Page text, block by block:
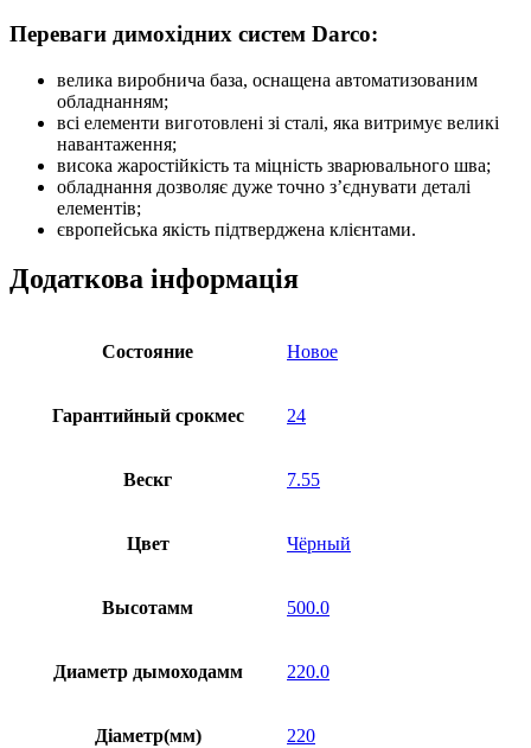
Переваги димохідних систем Darco:
велика виробнича база, оснащена автоматизованим
обладнанням;
всі елементи виготовлені зі сталі, яка витримує великі
навантаження;
висока жаростійкість та міцність зварювального шва;
обладнання дозволяє дуже точно з’єднувати деталі
елементів;
європейська якість підтверджена клієнтами.
Додаткова інформація
Состояние Новое
Гарантийный срокмес 24
Вескг 7.55
Цвет Чёрный
Высотамм 500.0
Диаметр дымоходамм 220.0
Діаметр(мм) 220